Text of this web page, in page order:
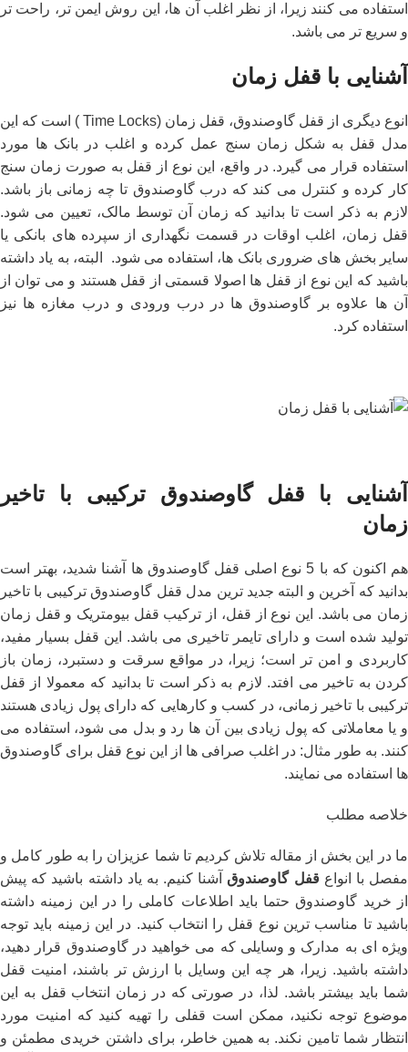
استفاده می کنند زیرا، از نظر اغلب آن ها، این روش ایمن تر، راحت تر
و سریع تر می باشد.
آشنایی با قفل زمان
انوع دیگری از قفل گاوصندوق، قفل زمان (Time Locks ) است که این
مدل قفل به شکل زمان سنج عمل کرده و اغلب در بانک ها مورد
استفاده قرار می گیرد. در واقع، این نوع از قفل به صورت زمان سنج
کار کرده و کنترل می کند که درب گاوصندوق تا چه زمانی باز باشد.
لازم به ذکر است تا بدانید که زمان آن توسط مالک، تعیین می شود.
قفل زمان، اغلب اوقات در قسمت نگهداری از سپرده های بانکی یا
سایر بخش های ضروری بانک ها، استفاده می شود. البته، به یاد داشته
باشید که این نوع از قفل ها اصولا قسمتی از قفل هستند و می توان از
آن ها علاوه بر گاوصندوق ها در درب ورودی و درب مغازه ها نیز
استفاده کرد.
آشنایی با قفل گاوصندوق ترکیبی با تاخیر
زمان
هم اکنون که با 5 نوع اصلی قفل گاوصندوق ها آشنا شدید، بهتر است
بدانید که آخرین و البته جدید ترین مدل قفل گاوصندوق ترکیبی با تاخیر
زمان می باشد. این نوع از قفل، از ترکیب قفل بیومتریک و قفل زمان
تولید شده است و دارای تایمر تاخیری می باشد. این قفل بسیار مفید،
کاربردی و امن تر است؛ زیرا، در مواقع سرقت و دستبرد، زمان باز
کردن به تاخیر می افتد. لازم به ذکر است تا بدانید که معمولا از قفل
ترکیبی با تاخیر زمانی، در کسب و کارهایی که دارای پول زیادی هستند
و یا معاملاتی که پول زیادی بین آن ها رد و بدل می شود، استفاده می
کنند. به طور مثال: در اغلب صرافی ها از این نوع قفل برای گاوصندوق
ها استفاده می نمایند.
خلاصه مطلب
ما در این بخش از مقاله تلاش کردیم تا شما عزیزان را به طور کامل و
مفصل با انواعقفل گاوصندوق آشنا کنیم. به یاد داشته باشید که پیش
از خرید گاوصندوق حتما باید اطلاعات کاملی را در این زمینه داشته
باشید تا مناسب ترین نوع قفل را انتخاب کنید. در این زمینه باید توجه
ویژه ای به مدارک و وسایلی که می خواهید در گاوصندوق قرار دهید،
داشته باشید. زیرا، هر چه این وسایل با ارزش تر باشند، امنیت قفل
شما باید بیشتر باشد. لذا، در صورتی که در زمان انتخاب قفل به این
موضوع توجه نکنید، ممکن است قفلی را تهیه کنید که امنیت مورد
انتظار شما تامین نکند. به همین خاطر، برای داشتن خریدی مطمئن و